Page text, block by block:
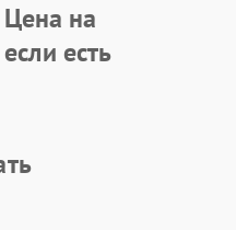
на
есть